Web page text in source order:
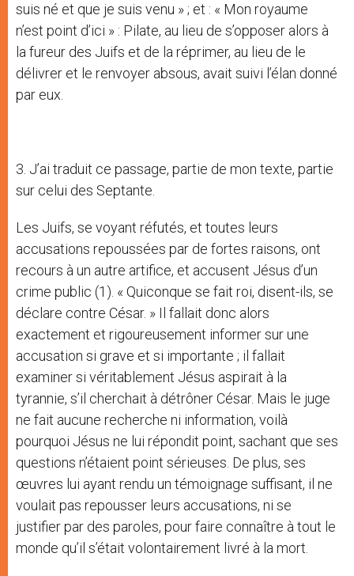
suis né et que je suis venu » ; et : « Mon royaume
n’est point d’ici » : Pilate, au lieu de s’opposer alors à
la fureur des Juifs et de la réprimer, au lieu de le
délivrer et le renvoyer absous, avait suivi l’élan donné
par eux.
3. J’ai traduit ce passage, partie de mon texte, partie
sur celui des Septante.
Les Juifs, se voyant réfutés, et toutes leurs
accusations repoussées par de fortes raisons, ont
recours à un autre artifice, et accusent Jésus d’un
crime public (1). « Quiconque se fait roi, disent-ils, se
déclare contre César. » Il fallait donc alors
exactement et rigoureusement informer sur une
accusation si grave et si importante ; il fallait
examiner si véritablement Jésus aspirait à la
tyrannie, s’il cherchait à détrôner César. Mais le juge
ne fait aucune recherche ni information, voilà
pourquoi Jésus ne lui répondit point, sachant que ses
questions n’étaient point sérieuses. De plus, ses
œuvres lui ayant rendu un témoignage suffisant, il ne
voulait pas repousser leurs accusations, ni se
justifier par des paroles, pour faire connaître à tout le
monde qu’il s’était volontairement livré à la mort.